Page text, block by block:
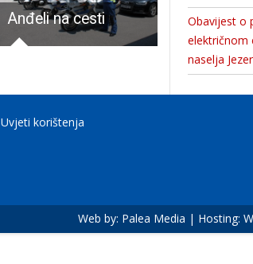
Anđeli na cesti
Obavijest o
električnom
naselja
Uvjeti korištenja
Web by: Palea Media | Hosting: